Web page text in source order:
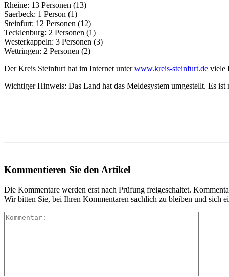
Rheine: 13 Personen (13)
Saerbeck: 1 Person (1)
Steinfurt: 12 Personen (12)
Tecklenburg: 2 Personen (1)
Westerkappeln: 3 Personen (3)
Wettringen: 2 Personen (2)
Der Kreis Steinfurt hat im Internet unterwww.kreis-steinfurt.de viele
Wichtiger Hinweis: Das Land hat das Meldesystem umgestellt. Es
Kommentieren Sie den Artikel
Die Kommentare werden erst nach Prüfung freigeschaltet.
Wir bitten Sie, bei Ihren Kommentaren sachlich zu bleiben und sich